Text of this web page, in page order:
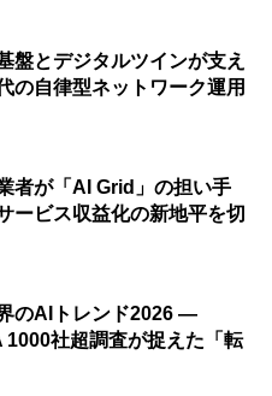
盤とデジタルツインが支え
の自律型ネットワーク運用
者が「AI Grid」の担い手
ビス収益化の新地平を切
のAIトレンド2026 ―
1000社超調査が捉えた「転